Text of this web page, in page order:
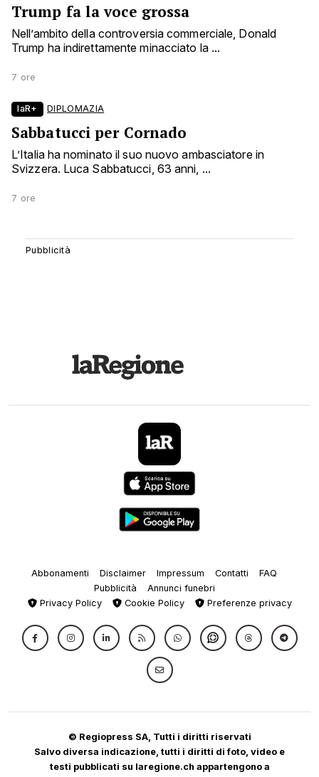
Trump fa la voce grossa
Nell’ambito della controversia commerciale, Donald
Trump ha indirettamente minacciato la ...
7 ore
laR+ DIPLOMAZIA
Sabbatucci per Cornado
L’Italia ha nominato il suo nuovo ambasciatore in
Svizzera. Luca Sabbatucci, 63 anni, ...
7 ore
Abbonamenti Disclaimer Impressum Contatti
FAQ
Pubblicità
Annunci funebri
Privacy Policy
Cookie Policy Preferenze privacy
© Regiopress SA, Tutti i diritti riservati
Salvo diversa indicazione, tutti i diritti di foto, video e
testi pubblicati su laregione.ch appartengono a